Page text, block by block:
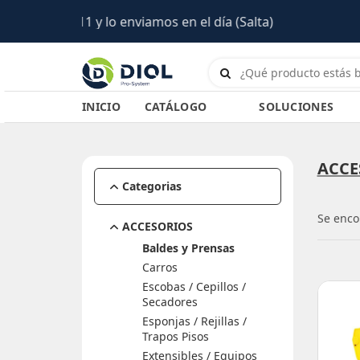
INICIO CATÁLOGO SOLUCIONES
Categorias
ACCESORIOS
Baldes y Prensas
Carros
Escobas / Cepillos /
Secadores
Esponjas / Rejillas /
Trapos Pisos
Extensibles / Equipos
Se